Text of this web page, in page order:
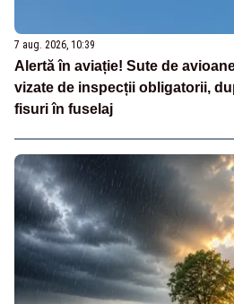
7 aug. 2026, 10:39
Alertă în aviație! Sute de
vizate de inspecții obligatorii,
fisuri în fuselaj